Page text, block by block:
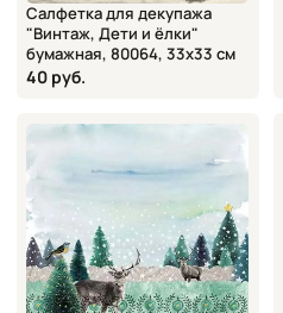
Салфетка для декупажа
"Винтаж, Дети и ёлки"
бумажная, 80064, 33х33 см
40 руб.